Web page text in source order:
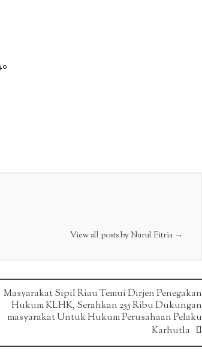
View all posts by Nurul Fitria →
Masyarakat Sipil Riau Temui Dirjen Penegakan
Hukum KLHK, Serahkan 255 Ribu Dukungan
masyarakat Untuk Hukum Perusahaan Pelaku
Karhutla